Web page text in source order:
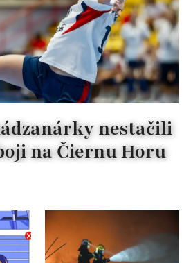
nestačili
na Čiernu Horu